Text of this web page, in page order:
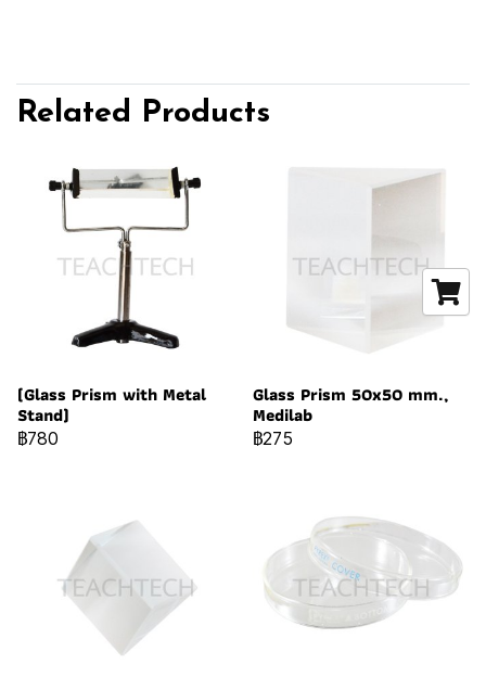
Related Products
(Glass Prism with Metal
Stand)
฿780
Glass Prism 50x50 mm.,
Medilab
฿275